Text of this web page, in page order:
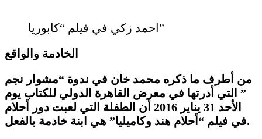
احمد زكي في فيلم “كابوريا”
الخادمة والواقع
من أطرف ما ذكره محمد خان في ندوة “مشوار نجم
” التي أدرتها في معرض القاهرة الدولي للكتاب يوم
الأحد 31 يناير 2016 أن الطفلة التي لعبت دور أحلام
في فيلم “أحلام هند وكاميليا” هي ابنة خادمة بالفعل.